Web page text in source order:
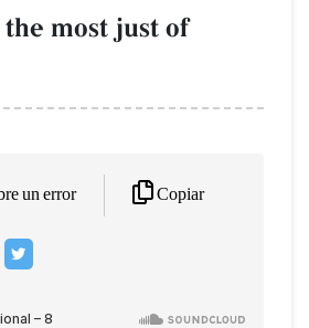
most just of
un error Copiar